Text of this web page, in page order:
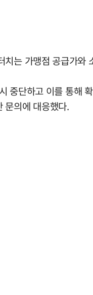
는 가맹점 공급가와
단하고 이를 통해
문의에 대응했다.